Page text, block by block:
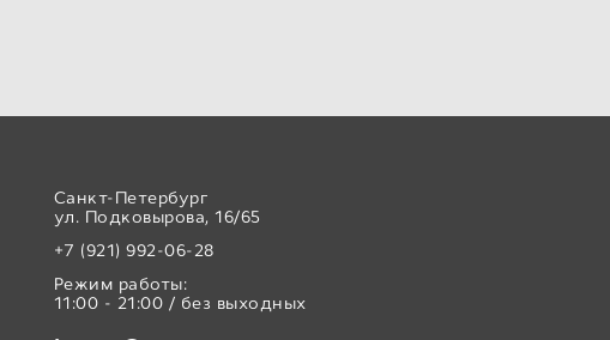
Санкт-Петербург
ул. Подковырова, 16/65
+7 (921) 992-06-28
Режим работы:
11:00 - 21:00 / без выходных